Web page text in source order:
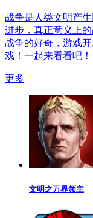
战争是人类文明产
进步，真正意义上
战争的好奇，游戏
戏！一起来看看吧！
更多
文明之万界领主